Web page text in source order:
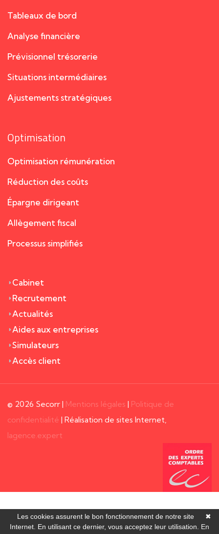
Tableaux de bord
Analyse financière
Prévisionnel trésorerie
Situations intermédiaires
Ajustements stratégiques
Optimisation
Optimisation rémunération
Réduction des coûts
Épargne dirigeant
Allègement fiscal
Processus simplifiés
Cabinet
Recrutement
Actualités
Aides aux entreprises
Simulateurs
Accès client
© 2026 Secorr | Mentions légales | Politique de
confidentialité | Réalisation de sites Internet,
lagence.expert
✖
Les cookies assurent le bon fonctionnement de notre site
Internet. En utilisant ce dernier, vous acceptez leur utilisation. En